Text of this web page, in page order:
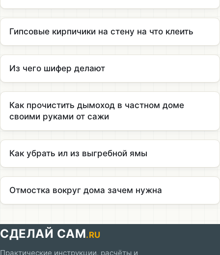
Гипсовые кирпичики на стену на что клеить
Из чего шифер делают
Как прочистить дымоход в частном доме
своими руками от сажи
Как убрать ил из выгребной ямы
Отмостка вокруг дома зачем нужна
СДЕЛАЙ САМ.RU
Практические инструкции, расчёты и